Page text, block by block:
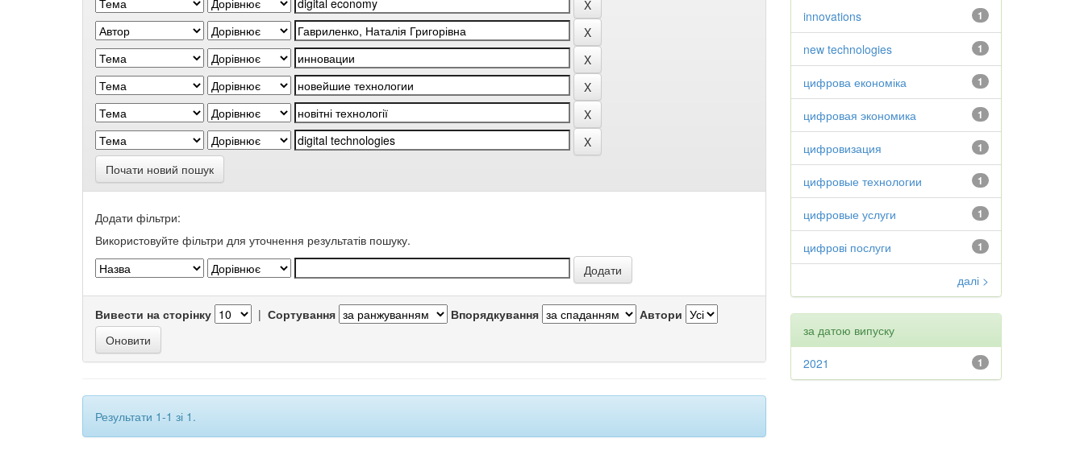
Почати новий пошук
Додати фільтри:
Використовуйте фільтри для уточнення результатів пошуку.
Вивести на сторінку | Сортування Впорядкування Автори
Результати 1-1 зі 1.
1
innovations
1
new technologies
1
цифрова економіка
1
цифровая экономика
1
цифровизация
1
цифровые технологии
1
цифровые услуги
1
цифрові послуги
далі >
за датою випуску
1
2021